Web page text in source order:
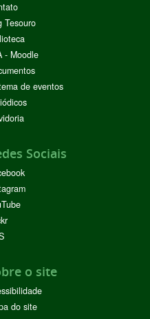
Tesouro
- Moodle
de eventos
Sociais
o site
do site